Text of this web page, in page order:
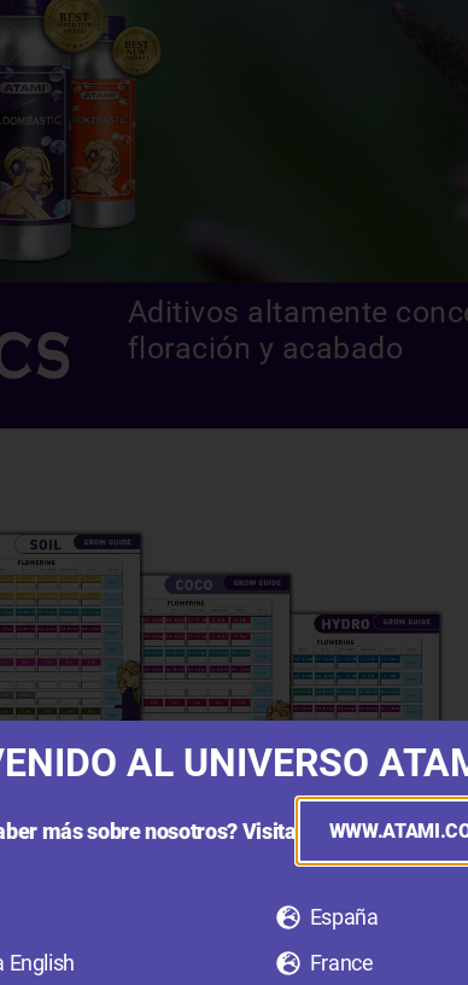
Aditivos altamente
floración y acabado
AL UNIVERSO
más sobre nosotros? Visita
English
España
France